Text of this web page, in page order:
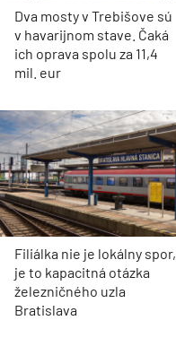
Dva mosty v Trebišove sú
v havarijnom stave. Čaká
ich oprava spolu za 11,4
mil. eur
Filiálka nie je lokálny spor,
je to kapacitná otázka
železničného uzla
Bratislava